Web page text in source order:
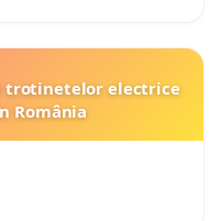
trotinetelor electrice
România